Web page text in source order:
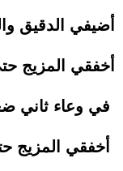
أضيفي الدقيق
أخفقي المزيج
في وعاء ثاني
أخفقي المزيج